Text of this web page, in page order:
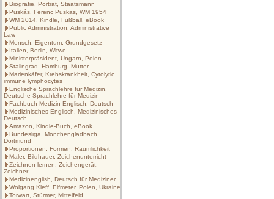
Biografie, Porträt, Staatsmann
Puskás, Ferenc Puskas, WM 1954
WM 2014, Kindle, Fußball, eBook
Public Administration, Administrative
Law
Mensch, Eigentum, Grundgesetz
Italien, Berlin, Witwe
Ministerpräsident, Ungarn, Polen
Stalingrad, Hamburg, Mutter
Marienkäfer, Krebskrankheit, Cytolytic
immune lymphocytes
Englische Sprachlehre für Medizin,
Deutsche Sprachlehre für Medizin
Fachbuch Medizin Englisch, Deutsch
Medizinisches Englisch, Medizinisches
Deutsch
Amazon, Kindle-Buch, eBook
Bundesliga, Mönchengladbach,
Dortmund
Proportionen, Formen, Räumlichkeit
Maler, Bildhauer, Zeichenunterricht
Zeichnen lernen, Zeichengerät,
Zeichner
Medizinenglish, Deutsch für Mediziner
Wolgang Kleff, Elfmeter, Polen, Ukraine
Torwart, Stürmer, Mittelfeld